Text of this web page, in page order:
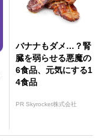
バナナもダメ…？腎
臓を弱らせる悪魔の
6食品、元気にする1
4食品
PR Skyrocket株式会社